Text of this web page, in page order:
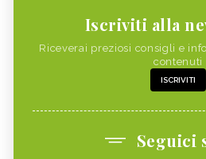
Iscriviti alla
Riceverai preziosi consigli e
contenuti
ISCRIVITI
Seguici